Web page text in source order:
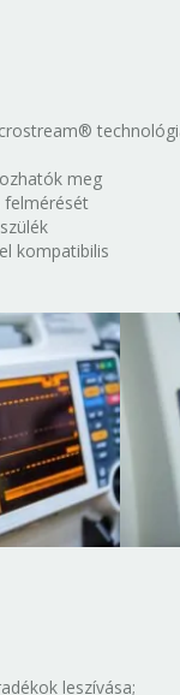
meg
felmérését
kompatibilis
leszívása;